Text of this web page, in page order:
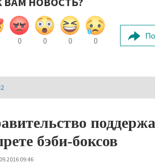
0 0 0 0
бэби-боксов
09:46